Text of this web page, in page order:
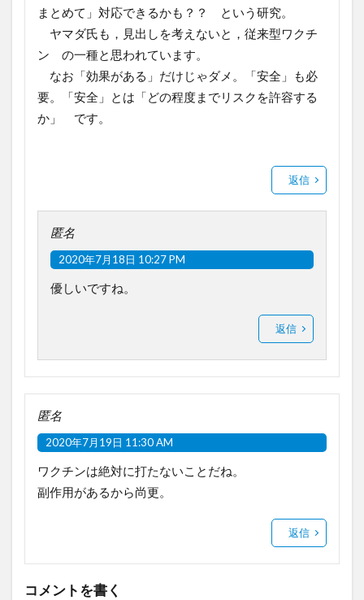
まとめて」対応できるかも？？ という研究。
ヤマダ氏も，見出しを考えないと，従来型ワクチ
ン の一種と思われています。
なお「効果がある」だけじゃダメ。「安全」も必
要。「安全」とは「どの程度までリスクを許容する
か」 です。
返信
匿名
2020年7月18日 10:27 PM
優しいですね。
返信
匿名
2020年7月19日 11:30 AM
ワクチンは絶対に打たないことだね。
副作用があるから尚更。
返信
コメントを書く